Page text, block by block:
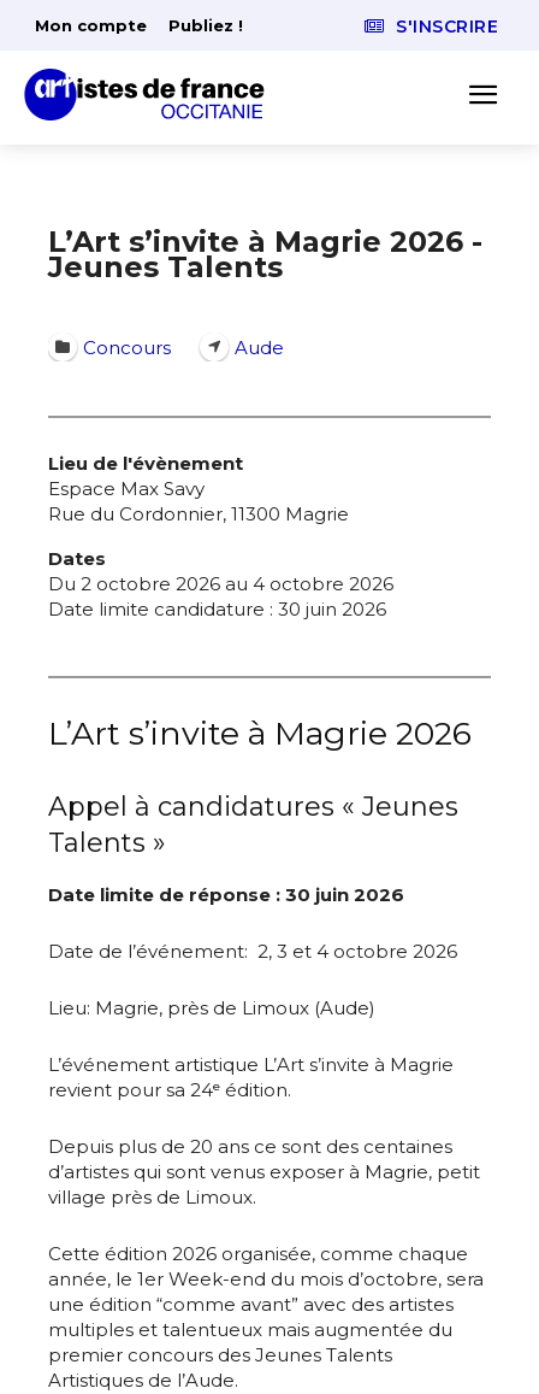
Mon compte Publiez ! S'INSCRIRE
L’Art s’invite à Magrie 2026 -
Jeunes Talents
Concours Aude
Lieu de l'évènement
Espace Max Savy
Rue du Cordonnier, 11300 Magrie
Dates
Du 2 octobre 2026 au 4 octobre 2026
Date limite candidature : 30 juin 2026
L’Art s’invite à Magrie 2026
Appel à candidatures « Jeunes
Talents »
Date limite de réponse : 30 juin 2026
Date de l’événement: 2, 3 et 4 octobre 2026
Lieu: Magrie, près de Limoux (Aude)
L’événement artistique L’Art s’invite à Magrie
revient pour sa 24ᵉ édition.
Depuis plus de 20 ans ce sont des centaines
d’artistes qui sont venus exposer à Magrie, petit
village près de Limoux.
Cette édition 2026 organisée, comme chaque
année, le 1er Week-end du mois d’octobre, sera
une édition “comme avant” avec des artistes
multiples et talentueux mais augmentée du
premier concours des Jeunes Talents
Artistiques de l’Aude.